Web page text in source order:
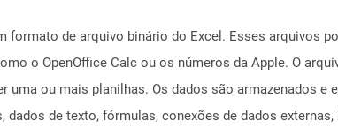
formato de arquivo binário do Excel. Esses arquivos
o OpenOffice Calc ou os números da Apple. O
uma ou mais planilhas. Os dados são armazenados
dados de texto, fórmulas, conexões de dados